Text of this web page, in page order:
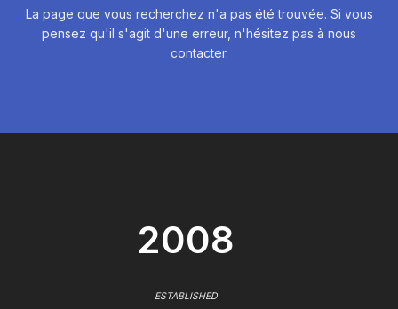
La page que vous recherchez n'a pas été trouvée. Si vous
pensez qu'il s'agit d'une erreur, n'hésitez pas à nous
contacter.
2008
ESTABLISHED